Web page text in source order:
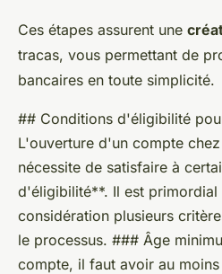
Ces étapes assurent une
tracas, vous permettant de
bancaires en toute simplicité.
## Conditions d'éligibilité
L'ouverture d'un compte
nécessite de satisfaire à
d'éligibilité**. Il est primordial
considération plusieurs
le processus. ### Âge
compte, il faut avoir au